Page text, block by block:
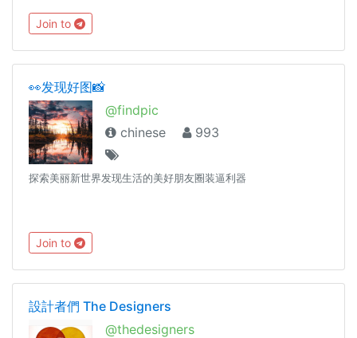
Join to
👀发现好图📸
@findpic
chinese
993
探索美丽新世界发现生活的美好朋友圈装逼利器
Join to
設計者們 The Designers
@thedesigners